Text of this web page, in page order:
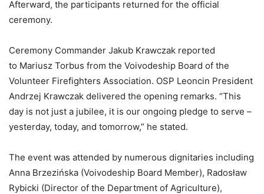
Afterward, the participants returned for the official
ceremony.
Ceremony Commander Jakub Krawczak reported
to Mariusz Torbus from the Voivodeship Board of the
Volunteer Firefighters Association. OSP Leoncin President
Andrzej Krawczak delivered the opening remarks. “This
day is not just a jubilee, it is our ongoing pledge to serve –
yesterday, today, and tomorrow,” he stated.
The event was attended by numerous dignitaries including
Anna Brzezińska (Voivodeship Board Member), Radosław
Rybicki (Director of the Department of Agriculture),